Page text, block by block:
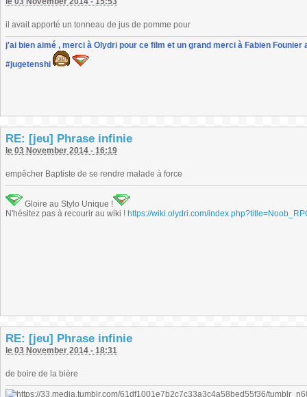
il avait apporté un tonneau de jus de pomme pour
j'ai bien aimé , merci à Olydri pour ce film et un grand merci à Fabien
#jugetenshi
RE: [jeu] Phrase infinie
le 03 November 2014 - 16:19
empêcher Baptiste de se rendre malade à force
Gloire au Stylo Unique !
N'hésitez pas à recourir au wiki ! https://wiki.olydri.com/
RE: [jeu] Phrase infinie
le 03 November 2014 - 18:31
de boire de la bière